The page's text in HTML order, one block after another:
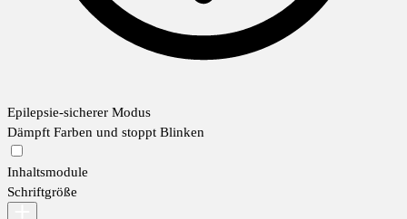
Epilepsie-sicherer Modus
Dämpft Farben und stoppt Blinken
Inhaltsmodule
Schriftgröße